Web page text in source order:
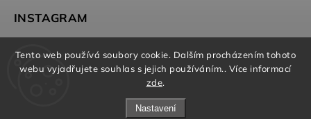
Tento web používá soubory cookie. Dalším procházením tohoto
webu vyjadřujete souhlas s jejich používáním.. Více informací
zde.
Nastavení
INSTAGRAM
O marketing, e-shop a grafiku se stará Brandedguys.com